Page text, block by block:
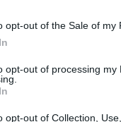
opt-out of the Sale of my
opt-out of processing my
opt-out of Collection,
το μήνα
κατά μέσο όρο
όρο το μήνα, στα
έναντι του